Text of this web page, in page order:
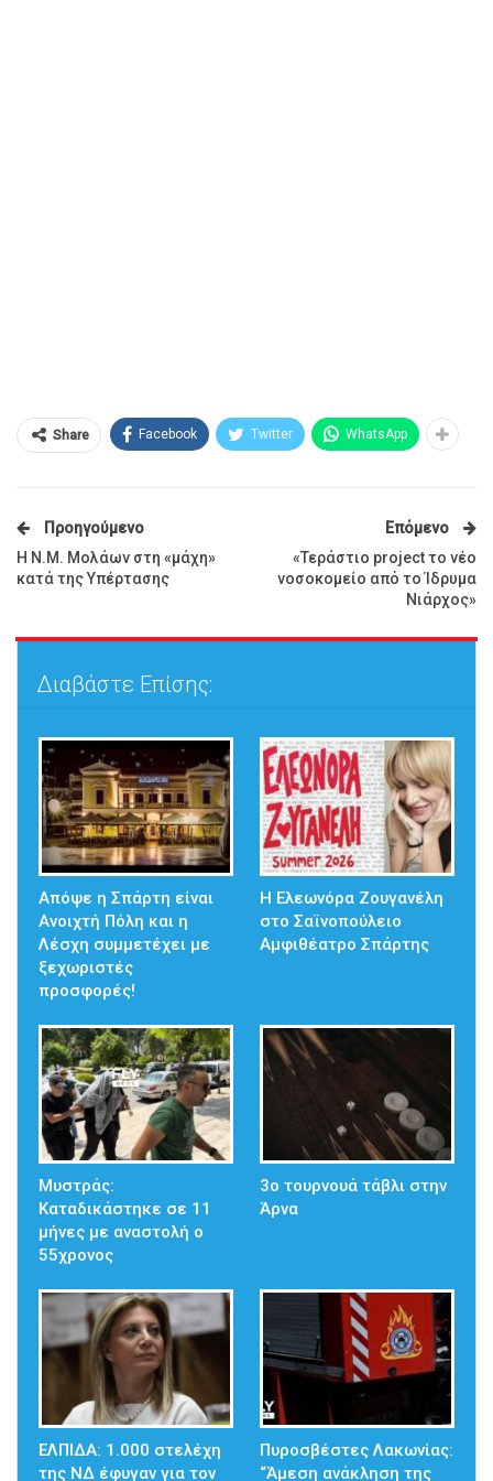
Share Facebook Twitter WhatsApp
Προηγούμενο
Η Ν.Μ. Μολάων στη «μάχη»
κατά της Υπέρτασης
Επόμενο
«Τεράστιο project το νέο
νοσοκομείο από το Ίδρυμα
Νιάρχος»
Διαβάστε Επίσης:
Απόψε η Σπάρτη είναι
Ανοιχτή Πόλη και η
Λέσχη συμμετέχει με
ξεχωριστές
προσφορές!
Η Ελεωνόρα Ζουγανέλη
στο Σαϊνοπούλειο
Αμφιθέατρο Σπάρτης
Μυστράς:
Καταδικάστηκε σε 11
μήνες με αναστολή ο
55χρονος
3ο τουρνουά τάβλι στην
Άρνα
ΕΛΠΙΔΑ: 1.000 στελέχη
της ΝΔ έφυγαν για τον
Πυροσβέστες Λακωνίας:
“Άμεση ανάκληση της